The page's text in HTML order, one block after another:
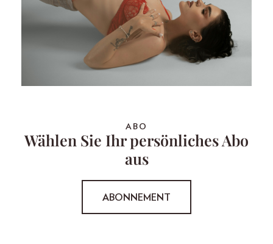
ABO
Wählen Sie Ihr persönliches Abo
aus
ABONNEMENT